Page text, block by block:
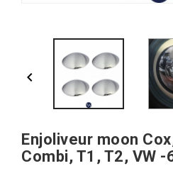

Enjoliveur moon
Combi, T1, T2, VW -